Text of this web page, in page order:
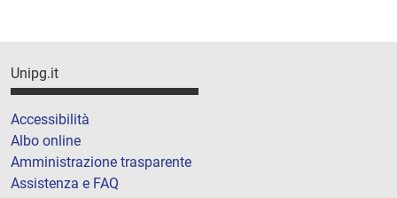
Unipg.it
Accessibilità
Albo online
Amministrazione trasparente
Assistenza e FAQ